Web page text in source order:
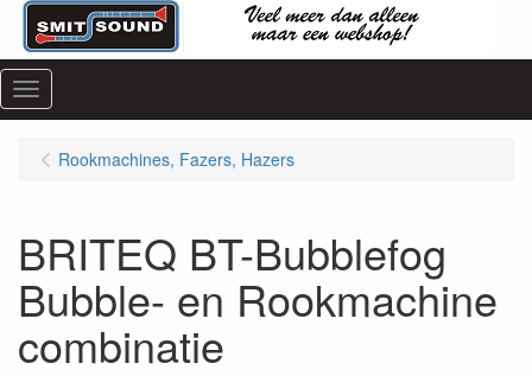
Menu
Rookmachines, Fazers, Hazers
BRITEQ BT-Bubblefog
Bubble- en Rookmachine
combinatie